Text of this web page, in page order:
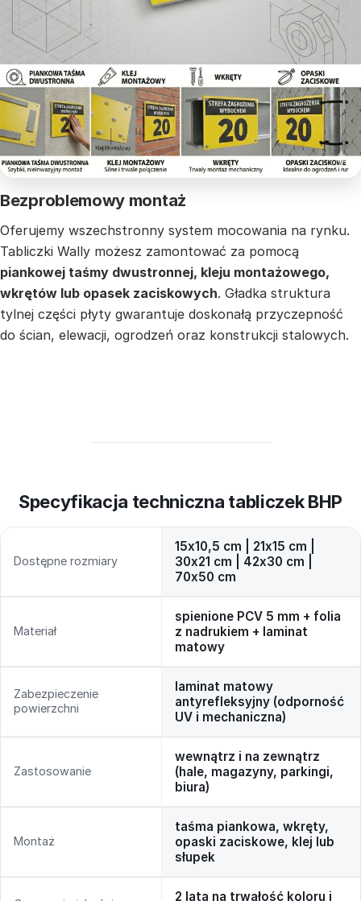
Bezproblemowy montaż
Oferujemy wszechstronny system mocowania na rynku.
Tabliczki Wally możesz zamontować za pomocą
piankowej taśmy dwustronnej, kleju montażowego,
wkrętów lub opasek zaciskowych. Gładka struktura
tylnej części płyty gwarantuje doskonałą przyczepność
do ścian, elewacji, ogrodzeń oraz konstrukcji stalowych.
Specyfikacja techniczna tabliczek BHP
Dostępne rozmiary
15x10,5 cm | 21x15 cm |
30x21 cm | 42x30 cm |
70x50 cm
Materiał
spienione PCV 5 mm + folia
z nadrukiem + laminat
matowy
Zabezpieczenie
powierzchni
laminat matowy
antyrefleksyjny (odporność
UV i mechaniczna)
Zastosowanie
wewnątrz i na zewnątrz
(hale, magazyny, parkingi,
biura)
Montaż
taśma piankowa, wkręty,
opaski zaciskowe, klej lub
słupek
2 lata na trwałość koloru i